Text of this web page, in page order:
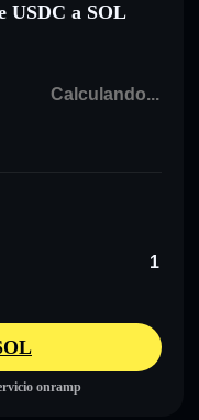
USDC a SOL
onramp